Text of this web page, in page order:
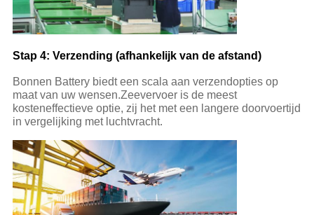
Stap 4: Verzending (afhankelijk van de afstand)
Bonnen Battery biedt een scala aan verzendopties op
maat van uw wensen.Zeevervoer is de meest
kosteneffectieve optie, zij het met een langere doorvoertijd
in vergelijking met luchtvracht.